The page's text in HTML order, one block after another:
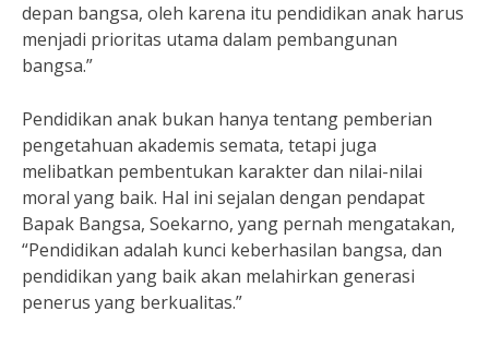
depan bangsa, oleh karena itu pendidikan anak harus
menjadi prioritas utama dalam pembangunan
bangsa.”
Pendidikan anak bukan hanya tentang pemberian
pengetahuan akademis semata, tetapi juga
melibatkan pembentukan karakter dan nilai-nilai
moral yang baik. Hal ini sejalan dengan pendapat
Bapak Bangsa, Soekarno, yang pernah mengatakan,
“Pendidikan adalah kunci keberhasilan bangsa, dan
pendidikan yang baik akan melahirkan generasi
penerus yang berkualitas.”